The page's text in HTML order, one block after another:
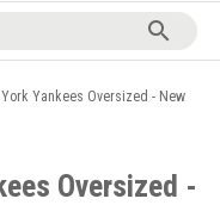

Yankees Oversized - New
Oversized -